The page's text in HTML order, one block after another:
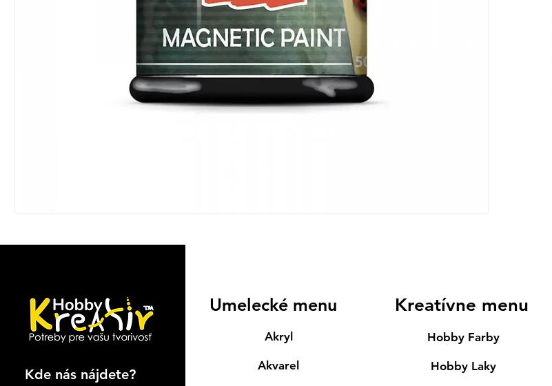
Kde nás nájdete?
Umelecké menu
Akryl
Akvarel
Kreatívne menu
Hobby Farby
Hobby Laky